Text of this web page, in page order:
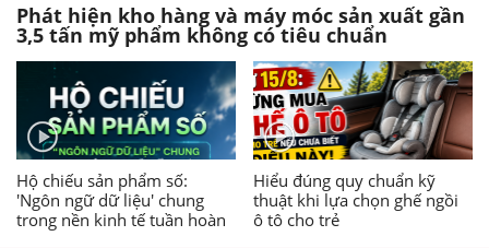
Phát hiện kho hàng và máy móc sản xuất gần
3,5 tấn mỹ phẩm không có tiêu chuẩn
Hộ chiếu sản phẩm số:
'Ngôn ngữ dữ liệu' chung
trong nền kinh tế tuần hoàn
Hiểu đúng quy chuẩn kỹ
thuật khi lựa chọn ghế ngồi
ô tô cho trẻ